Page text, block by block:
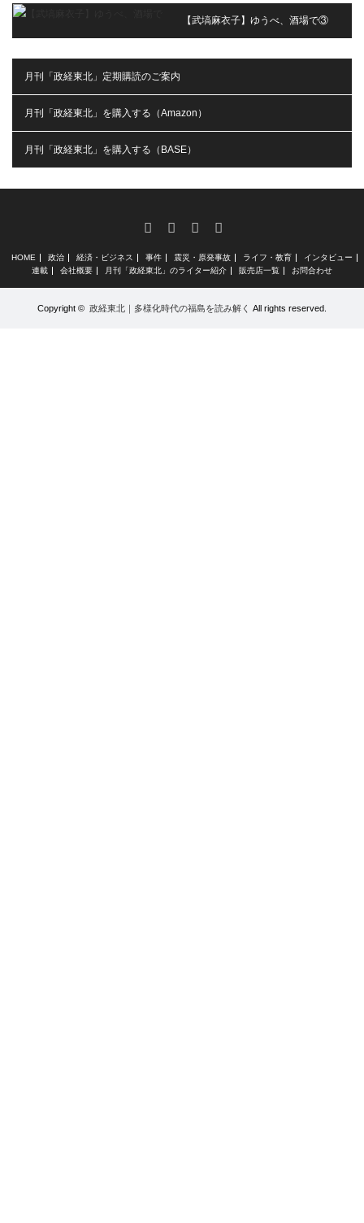
【武塙麻衣子】ゆうべ、酒場で③
月刊「政経東北」定期購読のご案内
月刊「政経東北」を購入する（Amazon）
月刊「政経東北」を購入する（BASE）
FacebookInstagram
RSS
HOME 政治 経済・ビジネス 事件 震災・原発事故 ライフ・教育
インタビュー
連載
会社概要 月刊「政経東北」のライター紹介 販売店一覧 お問合わせ
Copyright © 政経東北｜多様化時代の福島を読み解く All rights reserved.